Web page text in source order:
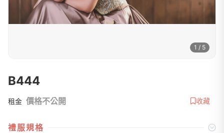
1 / 5
B444
租金 價格不公開 收藏
禮服規格